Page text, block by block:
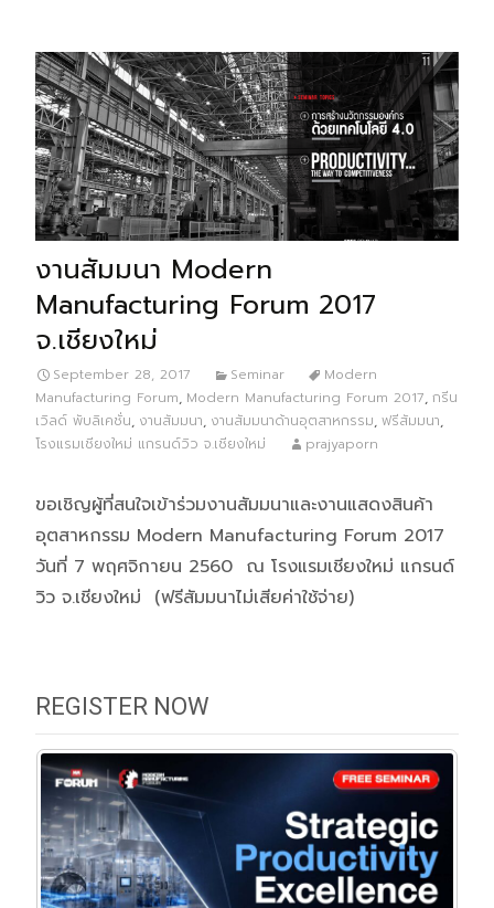
งานสัมมนา Modern
Manufacturing Forum 2017
จ.เชียงใหม่
September 28, 2017 Seminar
Modern
Manufacturing Forum, Modern Manufacturing Forum 2017, กรีน
เวิลด์ พับลิเคชั่น, งานสัมมนา, งานสัมมนาด้านอุตสาหกรรม, ฟรีสัมมนา,
โรงแรมเชียงใหม่ แกรนด์วิว จ.เชียงใหม่
prajyaporn
ขอเชิญผู้ที่สนใจเข้าร่วมงานสัมมนาและงานแสดงสินค้า
อุตสาหกรรม Modern Manufacturing Forum 2017
วันที่ 7 พฤศจิกายน 2560 ณ โรงแรมเชียงใหม่ แกรนด์
วิว จ.เชียงใหม่ (ฟรีสัมมนาไม่เสียค่าใช้จ่าย)
REGISTER NOW